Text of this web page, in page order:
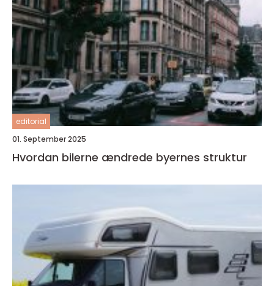
editorial
01. September 2025
Hvordan bilerne ændrede byernes struktur